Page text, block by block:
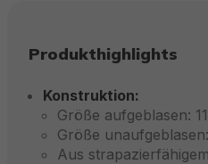
Produkthighlights
Konstruktion:
Größe aufgeblasen:
Größe
Aus